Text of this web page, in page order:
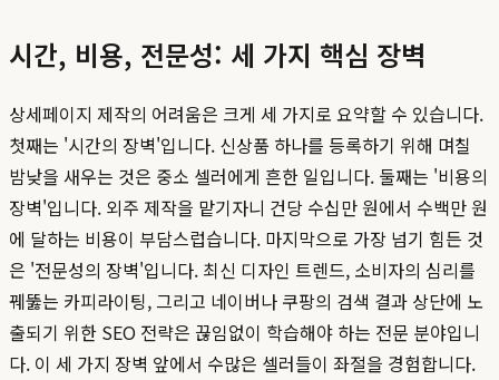
시간, 비용, 전문성: 세 가지 핵심 장벽
상세페이지 제작의 어려움은 크게 세 가지로 요약할 수 있습니다.
첫째는 '시간의 장벽'입니다. 신상품 하나를 등록하기 위해 며칠
밤낮을 새우는 것은 중소 셀러에게 흔한 일입니다. 둘째는 '비용의
장벽'입니다. 외주 제작을 맡기자니 건당 수십만 원에서 수백만 원
에 달하는 비용이 부담스럽습니다. 마지막으로 가장 넘기 힘든 것
은 '전문성의 장벽'입니다. 최신 디자인 트렌드, 소비자의 심리를
꿰뚫는 카피라이팅, 그리고 네이버나 쿠팡의 검색 결과 상단에 노
출되기 위한 SEO 전략은 끊임없이 학습해야 하는 전문 분야입니
다. 이 세 가지 장벽 앞에서 수많은 셀러들이 좌절을 경험합니다.